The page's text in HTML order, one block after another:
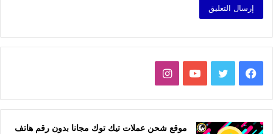
فيسبوك تويتر يوتيوبانستقرام
موقع شحن عملات تيك توك مجانا بدون رقم هاتف